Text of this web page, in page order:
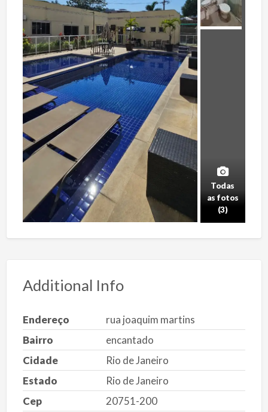
Todas
as fotos
(3)
Additional Info
Endereço
rua joaquim martins
Bairro
encantado
Cidade
Rio de Janeiro
Estado
Rio de Janeiro
Cep
20751-200